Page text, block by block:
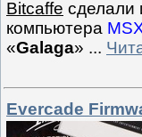
Bitcaffe сделали
компьютера
«Galaga» ...
Evercade